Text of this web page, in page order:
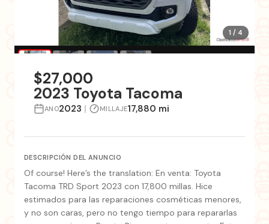
1 / 4
$27,000
2023 Toyota Tacoma
ANO2023 | MILLAJE17,880 mi
DESCRIPCIÓN DEL ANUNCIO
Of course! Here’s the translation: En venta: Toyota
Tacoma TRD Sport 2023 con 17,800 millas. Hice
estimados para las reparaciones cosméticas menores,
y no son caras, pero no tengo tiempo para repararlas